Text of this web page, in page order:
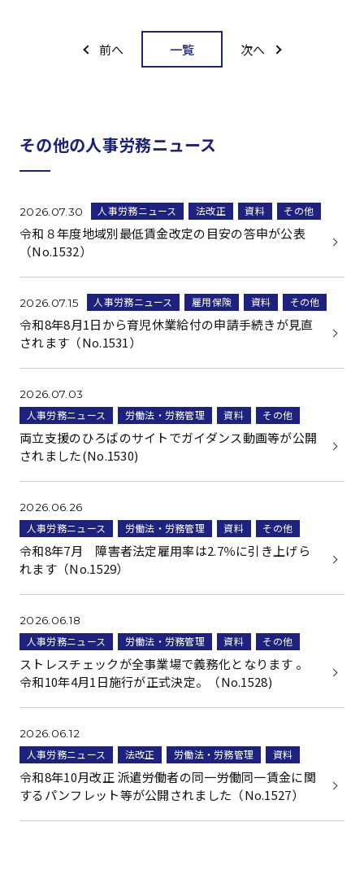
前へ 一覧 次へ
その他の人事労務ニュース
2026.07.30 人事労務ニュース 法改正 資料 その他
令和８年度地域別最低賃金改定の目安の答申が公表
（No.1532）
2026.07.15 人事労務ニュース 雇用保険 資料 その他
令和8年8月1日から育児休業給付の申請手続きが見直
されます（No.1531）
2026.07.03
人事労務ニュース 労働法・労務管理 資料 その他
両立支援のひろばのサイトでガイダンス動画等が公開
されました(No.1530)
2026.06.26
人事労務ニュース 労働法・労務管理 資料 その他
令和8年7月 障害者法定雇用率は2.7％に引き上げら
れます（No.1529）
2026.06.18
人事労務ニュース 労働法・労務管理 資料 その他
ストレスチェックが全事業場で義務化となります 。
令和10年4月1日施行が正式決定。（No.1528)
2026.06.12
人事労務ニュース 法改正 労働法・労務管理 資料
令和8年10月改正 派遣労働者の同一労働同一賃金に関
するパンフレット等が公開されました（No.1527）